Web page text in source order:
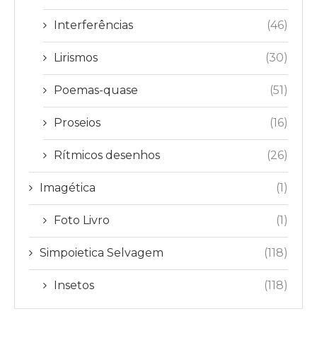
Interferências (46)
Lirismos (30)
Poemas-quase (51)
Proseios (16)
Rítmicos desenhos (26)
Imagética (1)
Foto Livro (1)
Simpoietica Selvagem (118)
Insetos (118)